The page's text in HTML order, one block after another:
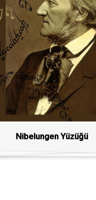
Nibelungen Yüzüğü